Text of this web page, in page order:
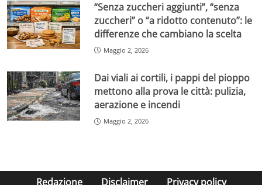
“Senza zuccheri aggiunti”, “senza
zuccheri” o “a ridotto contenuto”: le
differenze che cambiano la scelta
Maggio 2, 2026
Dai viali ai cortili, i pappi del pioppo
mettono alla prova le città: pulizia,
aerazione e incendi
Maggio 2, 2026
Redazione Disclaimer Privacy policy